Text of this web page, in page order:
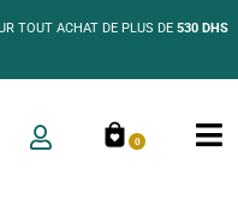
TOUT ACHAT DE PLUS DE530 DHS
0